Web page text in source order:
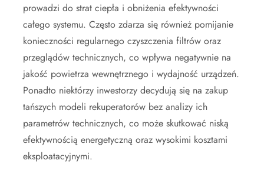
prowadzi do strat ciepła i obniżenia efektywności
całego systemu. Często zdarza się również pomijanie
konieczności regularnego czyszczenia filtrów oraz
przeglądów technicznych, co wpływa negatywnie na
jakość powietrza wewnętrznego i wydajność urządzeń.
Ponadto niektórzy inwestorzy decydują się na zakup
tańszych modeli rekuperatorów bez analizy ich
parametrów technicznych, co może skutkować niską
efektywnością energetyczną oraz wysokimi kosztami
eksploatacyjnymi.